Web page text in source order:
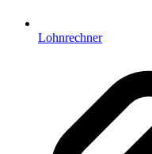
Lohnrechner